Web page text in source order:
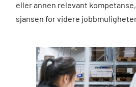
eller annen relevant
sjansen for videre